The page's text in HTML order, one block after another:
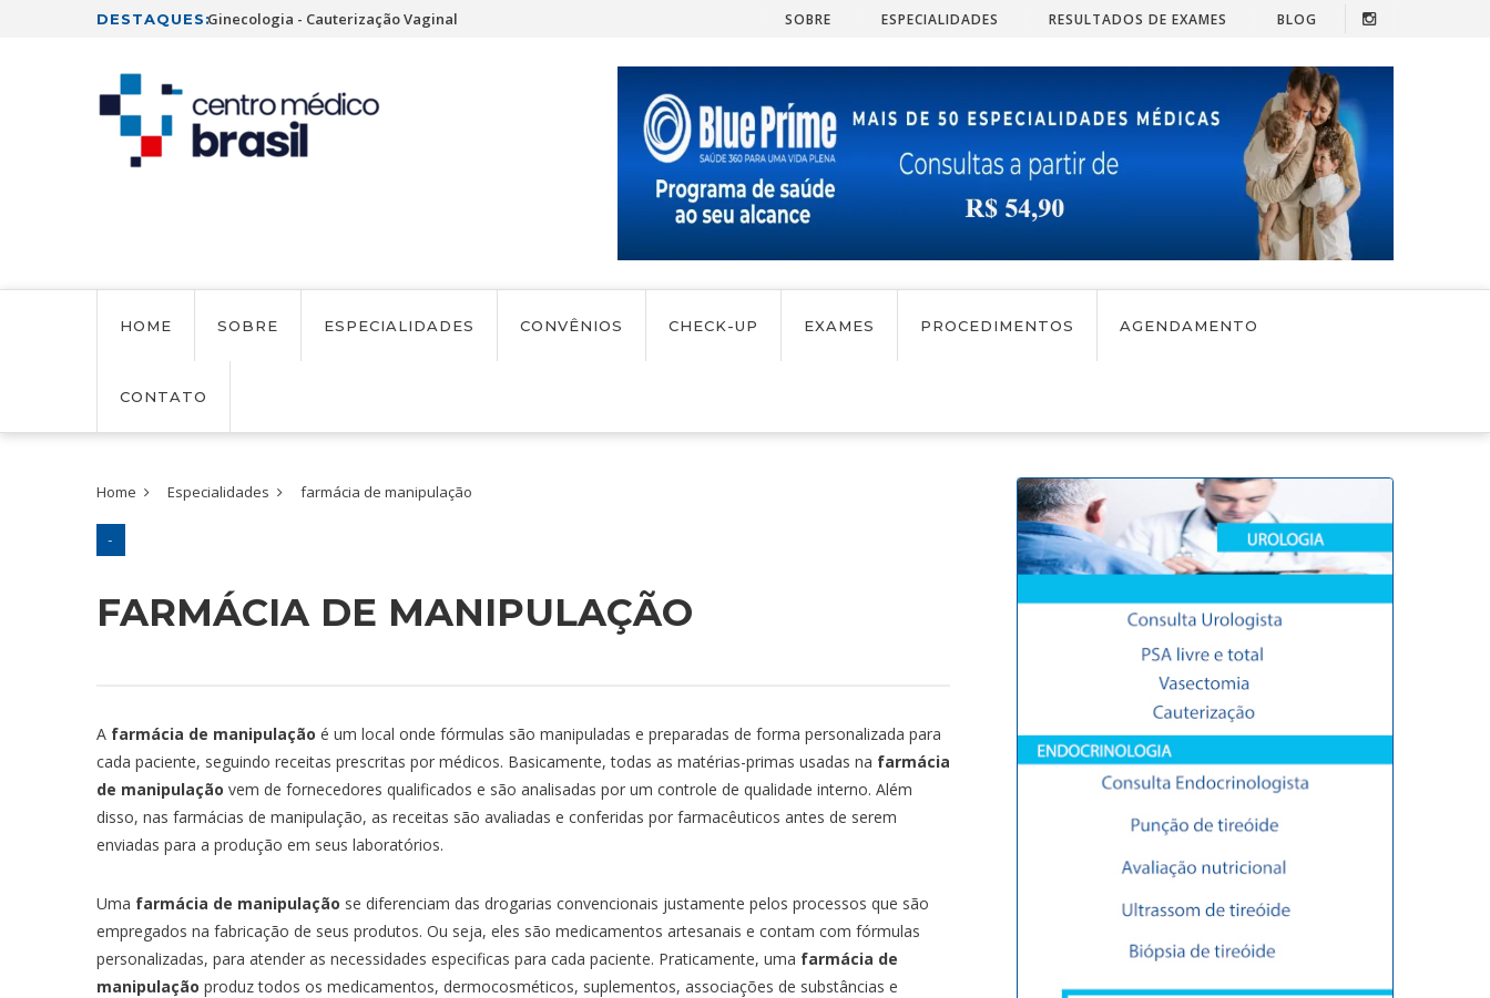
DESTAQUES:
de Refluxo Ginecologia - Cauterização Vaginal Cirurgia Geral - Cirurgia de Refluxo Ginecologia - Cauterização Vaginal
SOBRE ESPECIALIDADES RESULTADOS DE EXAMES BLOG
HOME SOBRE
CONSULTÓRIO DE CONSULTAS
ESPECIALIDADES
ALERGISTA
CLÍNICO GERAL
GASTROENTEROLOGIA
GERIATRIA
GINECOLOGISTA
RADIOLOGIA INTERVENCIONISTA
OFTALMOLOGISTA
OTORRINO
CONVÊNIOS CHECK-UP EXAMES
AVALIAÇÃO NEUROPSICOLÓGICA
BIOMICROSCOPIA
BIÓPSIA DE TIREOIDE
BRONCOSCOPIA
CAUTERIZAÇÃO QUÍMICA
COLONOSCOPIA
COLPOSCOPIA
CRIOTERAPIA
ECOCARDIOGRAMA
LARINGOSCOPIA
MAMOGRAFIA
PAPANICOLAU
POLISSONOGRAFIA
PRICK TESTE
TESTE PARA COVID-19
TESTE DE VISÃO DE CORES
PROCEDIMENTOS AGENDAMENTO
CONTATO
Home Especialidades farmácia de manipulação
-
FARMÁCIA DE MANIPULAÇÃO
A farmácia de manipulação é um local onde fórmulas são manipuladas e preparadas de forma personalizada para
cada paciente, seguindo receitas prescritas por médicos. Basicamente, todas as matérias-primas usadas na farmácia
de manipulação vem de fornecedores qualificados e são analisadas por um controle de qualidade interno. Além
disso, nas farmácias de manipulação, as receitas são avaliadas e conferidas por farmacêuticos antes de serem
enviadas para a produção em seus laboratórios.
Uma farmácia de manipulação se diferenciam das drogarias convencionais justamente pelos processos que são
empregados na fabricação de seus produtos. Ou seja, eles são medicamentos artesanais e contam com fórmulas
personalizadas, para atender as necessidades especificas para cada paciente. Praticamente, uma farmácia de
manipulação produz todos os medicamentos, dermocosméticos, suplementos, associações de substâncias e